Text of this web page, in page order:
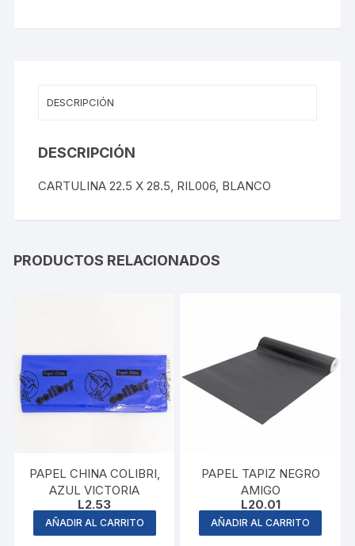
DESCRIPCIÓN
DESCRIPCIÓN
CARTULINA 22.5 X 28.5, RIL006, BLANCO
PRODUCTOS RELACIONADOS
PAPEL CHINA COLIBRI,
AZUL VICTORIA
L2.53
AÑADIR AL CARRITO
PAPEL TAPIZ NEGRO
AMIGO
L20.01
AÑADIR AL CARRITO